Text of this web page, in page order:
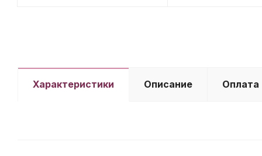
Характеристики Описание Оплата